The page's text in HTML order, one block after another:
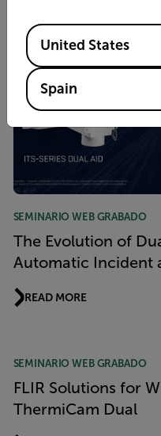
SEMINARIO WEB GRABADO
The Evolution of
Automatic Incident
READ MORE
SEMINARIO WEB GRABADO
FLIR Solutions for
ThermiCam Dual
Available Locations
United States
Spain